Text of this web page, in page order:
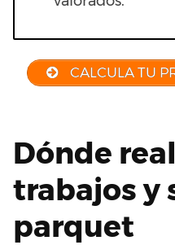
CALCULA TU
Dónde
trabajos y
parquet